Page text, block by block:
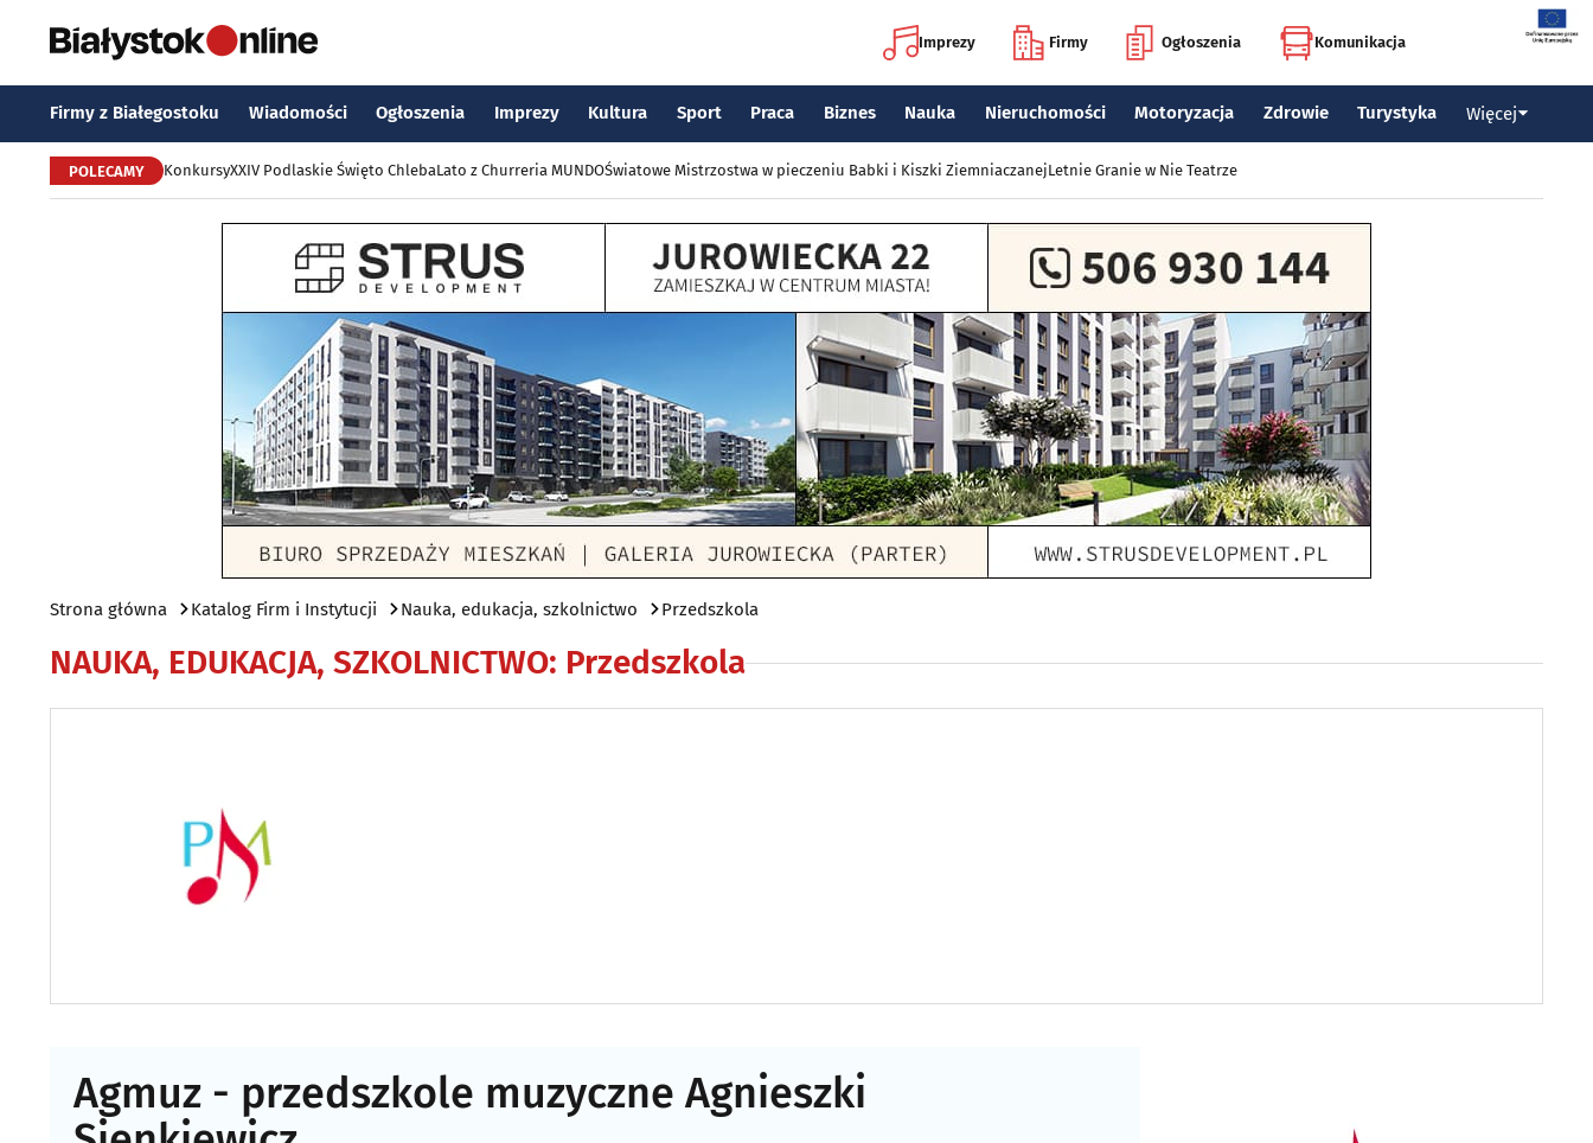
Imprezy Firmy Ogłoszenia Komunikacja
Firmy z Białegostoku Wiadomości Ogłoszenia Imprezy Kultura Sport Praca Biznes Nauka Nieruchomości Motoryzacja Zdrowie Turystyka Więcej
POLECAMY KonkursyXXIV Podlaskie Święto ChlebaLato z Churreria MUNDOŚwiatowe Mistrzostwa w pieczeniu Babki i Kiszki ZiemniaczanejLetnie Granie w Nie Teatrze
Strona główna Katalog Firm i Instytucji Nauka, edukacja, szkolnictwo Przedszkola
NAUKA, EDUKACJA, SZKOLNICTWO: Przedszkola
Agmuz - przedszkole muzyczne Agnieszki